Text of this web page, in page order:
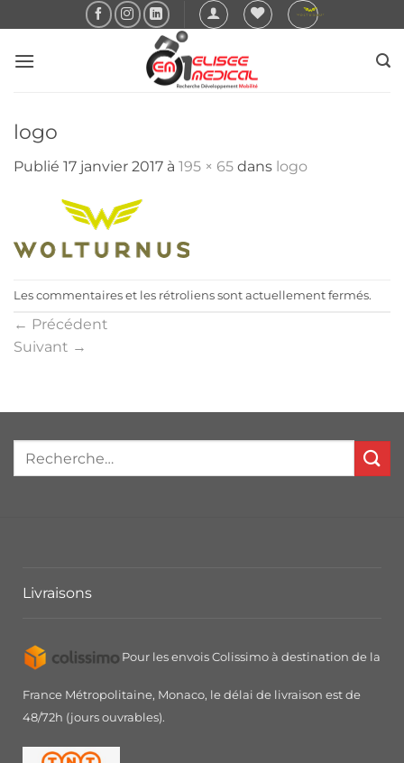
au
contenu
logo
Publié 17 janvier 2017 à 195 × 65 dans logo
Les commentaires et les rétroliens sont actuellement fermés.
← Précédent
Suivant →
Livraisons
Pour les envois Colissimo à destination de la
France Métropolitaine, Monaco, le délai de livraison est de
48/72h (jours ouvrables).